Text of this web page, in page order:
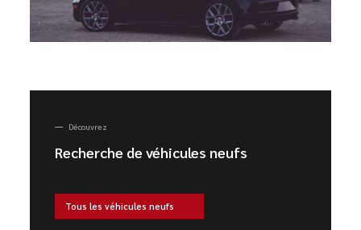
Découvrez
Recherche de véhicules neufs
Tous les véhicules neufs